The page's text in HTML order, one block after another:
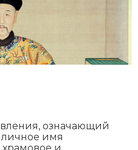
и организации
означающий
имя